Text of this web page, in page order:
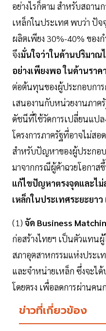
อย่างไรก็ตาม สำหรับสถา
เหล็กในประเทศ พบว่า ปั
ผลิตเพียง 30%-40% ของ
จึงมั่นใจว่าในด้านปริมาณ
อย่างเพียงพอ ในด้านราคา
ต่อต้นทุนของผู้ประกอบกา
เสนองานกับหน่วยงานภาค
ดัชนีที่ใช้วัดการเปลี่ยนแปล
โครงการภาครัฐที่อาจไม่ส
สำหรับปัญหาของผู้ประกอบ
มาจากกรณีผู้ค้าฉวยโอกาส
แก้ไขปัญหาตรงจุดและไ
เหล็กในประเทศระยะยา
​(1) จัด Business
ก่อสร้างไทยฯ เป็นตัวแทน
สภาอุตสาหกรรมแห่งประ
และจำหน่ายเหล็ก ซึ่งจะได้
โดยตรง เพื่อลดการผ่านค
ข่าวที่เกี่ยวข้อง